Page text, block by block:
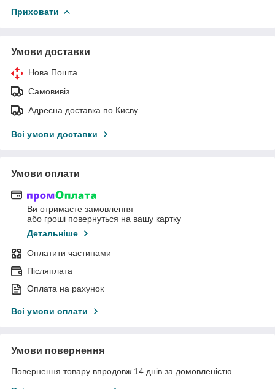
Приховати
Умови доставки
Нова Пошта
Самовивіз
Адресна доставка по Києву
Всі умови доставки
Умови оплати
Ви отримаєте замовлення
або гроші повернуться на вашу картку
Детальніше
Оплатити частинами
Післяплата
Оплата на рахунок
Всі умови оплати
Умови повернення
Повернення товару впродовж 14 днів за домовленістю